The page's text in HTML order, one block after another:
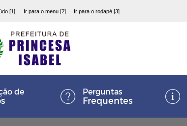
[1] Ir para o menu [2] Ir para o rodapé [3]
de Perguntas
Frequentes